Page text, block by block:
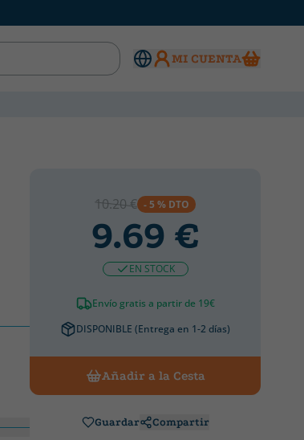
MI CUENTA
10.20 € - 5 % DTO
9.69 €
EN STOCK
Envío gratis a partir de 19€
DISPONIBLE (Entrega en 1-2 días)
Añadir a la Cesta
Guardar Compartir